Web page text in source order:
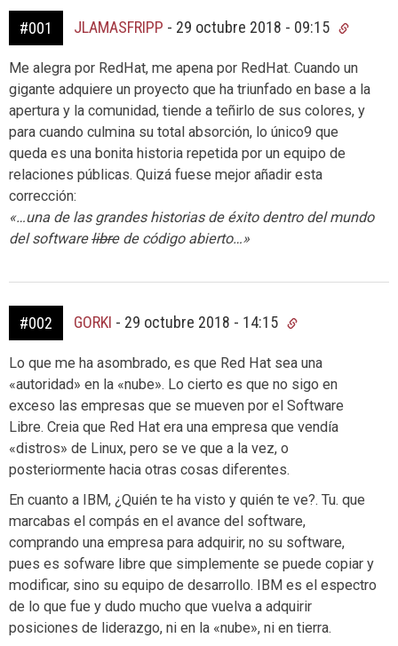
#001 JLAMASFRIPP - 29 octubre 2018 - 09:15
Me alegra por RedHat, me apena por RedHat. Cuando un
gigante adquiere un proyecto que ha triunfado en base a la
apertura y la comunidad, tiende a teñirlo de sus colores, y
para cuando culmina su total absorción, lo único9 que
queda es una bonita historia repetida por un equipo de
relaciones públicas. Quizá fuese mejor añadir esta
corrección:
«…una de las grandes historias de éxito dentro del mundo
del softwarelibrede código abierto…»
#002 GORKI - 29 octubre 2018 - 14:15
Lo que me ha asombrado, es que Red Hat sea una
«autoridad» en la «nube». Lo cierto es que no sigo en
exceso las empresas que se mueven por el Software
Libre. Creia que Red Hat era una empresa que vendía
«distros» de Linux, pero se ve que a la vez, o
posteriormente hacia otras cosas diferentes.
En cuanto a IBM, ¿Quién te ha visto y quién te ve?. Tu. que
marcabas el compás en el avance del software,
comprando una empresa para adquirir, no su software,
pues es sofware libre que simplemente se puede copiar y
modificar, sino su equipo de desarrollo. IBM es el espectro
de lo que fue y dudo mucho que vuelva a adquirir
posiciones de liderazgo, ni en la «nube», ni en tierra.